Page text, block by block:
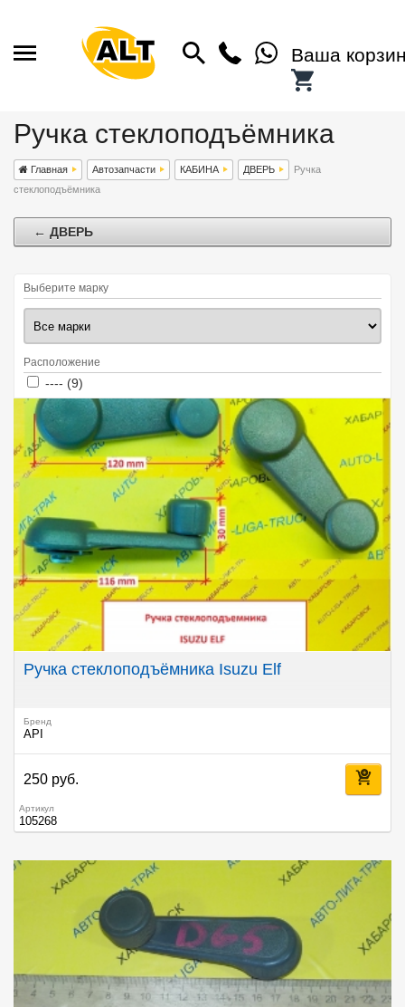
Ваша
Ручка стеклоподъёмника
Главная Автозапчасти КАБИНА ДВЕРЬ
Ручка
стеклоподъёмника
← ДВЕРЬ
Выберите марку
Расположение
Apply ---- filter
---- (9)
Ручка стеклоподъёмника Isuzu Elf
Бренд
API
250 руб.
Артикул
105268